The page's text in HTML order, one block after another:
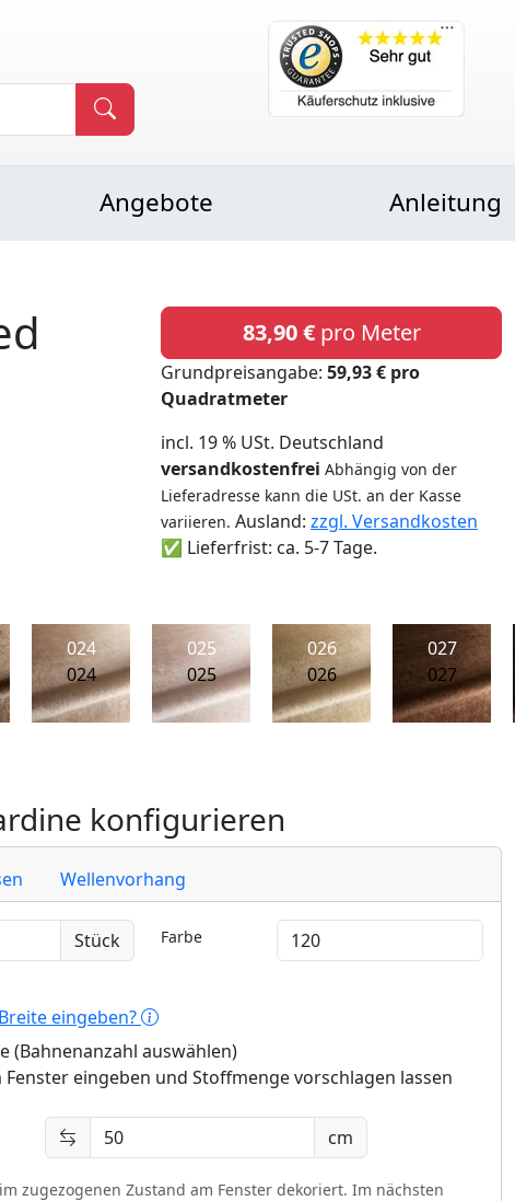
Angebote Anleitung
83,90 €pro Meter
Grundpreisangabe: 59,93 € pro
Quadratmeter
incl. 19 % USt. Deutschland
versandkostenfrei Abhängig von der
Lieferadresse kann die USt. an der Kasse
variieren. Ausland: zzgl. Versandkosten
✅ Lieferfrist: ca. 5-7 Tage.
024
024
025
025
026
026
027
027
konfigurieren
Wellenvorhang
Stück Farbe
eingeben?
(Bahnenanzahl auswählen)
eingeben und Stoffmenge vorschlagen lassen
cm
zugezogenen Zustand am Fenster dekoriert. Im nächsten